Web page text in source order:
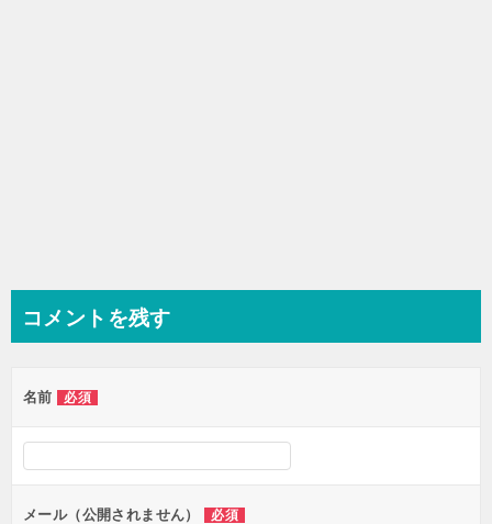
コメントを残す
名前 必須
メール（公開されません） 必須